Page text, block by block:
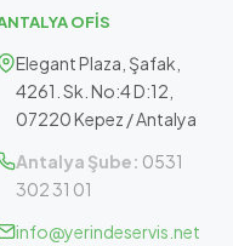
OFİS
Elegant Plaza, Şafak,
4261. Sk. No:4 D:12,
07220 Kepez / Antalya
Antalya Şube: 0531
302 31 01
info@yerindeservis.net